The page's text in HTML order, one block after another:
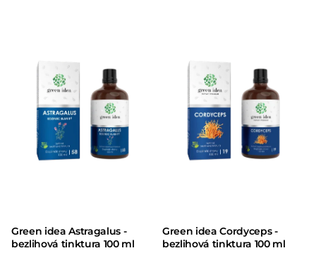
Green idea Astragalus -
bezlihová tinktura 100 ml
Green idea Cordyceps -
bezlihová tinktura 100 ml